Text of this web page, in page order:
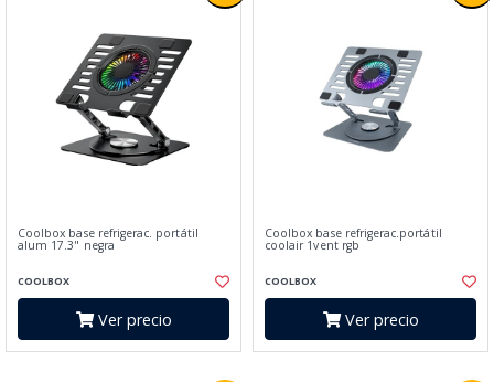
Coolbox base refrigerac. portátil
alum 17.3" negra
COOLBOX
Ver precio
Coolbox base refrigerac.portátil
coolair 1vent rgb
COOLBOX
Ver precio